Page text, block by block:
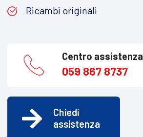
Ricambi originali
Centro assistenza
059 867 8737
Chiedi
assistenza